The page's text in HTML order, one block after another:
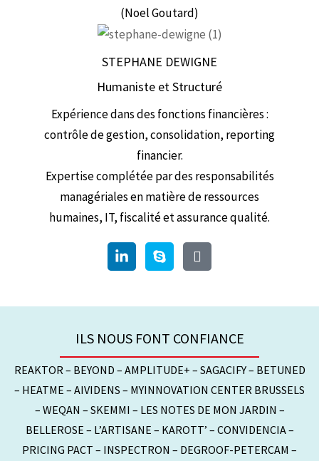
(Noel Goutard)
STEPHANE DEWIGNE
Humaniste et Structuré
Expérience dans des fonctions financières :
contrôle de gestion, consolidation, reporting
financier.
Expertise complétée par des responsabilités
managériales en matière de ressources
humaines, IT, fiscalité et assurance qualité.
ILS NOUS FONT CONFIANCE
REAKTOR – BEYOND – AMPLITUDE+ – SAGACIFY – BETUNED
– HEATME – AIVIDENS – MYINNOVATION CENTER BRUSSELS
– WEQAN – SKEMMI – LES NOTES DE MON JARDIN –
BELLEROSE – L’ARTISANE – KAROTT’ – CONVIDENCIA –
PRICING PACT – INSPECTRON – DEGROOF-PETERCAM –